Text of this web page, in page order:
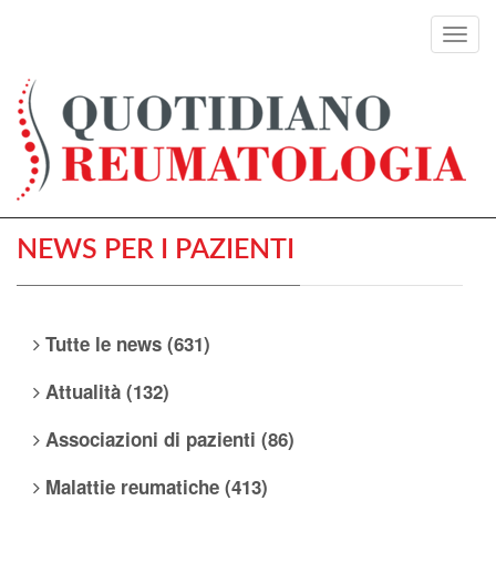
NEWS PER I PAZIENTI
Tutte le news (631)
Attualità (132)
Associazioni di pazienti (86)
Malattie reumatiche (413)